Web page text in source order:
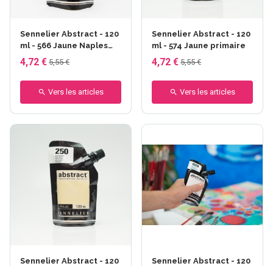
Sennelier Abstract - 120
ml - 566 Jaune Naples
foncé
4,72 € 5,55 €
Vers les articles
Sennelier Abstract - 120
ml - 574 Jaune primaire
4,72 € 5,55 €
Vers les articles
Sennelier Abstract - 120
Sennelier Abstract - 120